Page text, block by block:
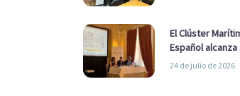
Ayuntamiento
El Clúster
Español alcanza
Asamblea
24 de julio de 2026